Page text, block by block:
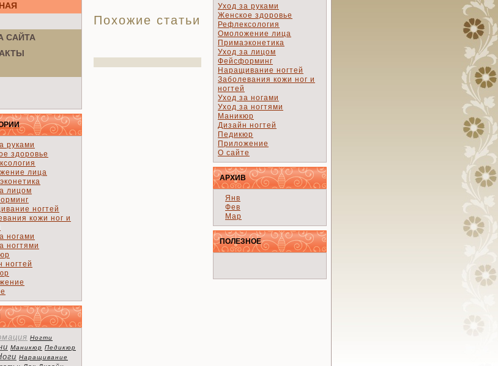
САЙТА
руками
здоровье
лица
лицом
ногтей
кожи ног и
ногами
ногтями
ногтей
Ногти
Маникюр Педикюр
Наращивание
Похожие статьи
Уход за руками
Женское здоровье
Рефлексология
Омоложение лица
Примаэконетика
Уход за лицом
Фейсформинг
Наращивание ногтей
Заболевания кожи ног и
ногтей
Уход за ногами
Уход за ногтями
Маникюр
Дизайн ногтей
Педикюр
Приложение
О сайте
АРХИВ
Янв
Фев
Мар
ПОЛЕЗНОЕ